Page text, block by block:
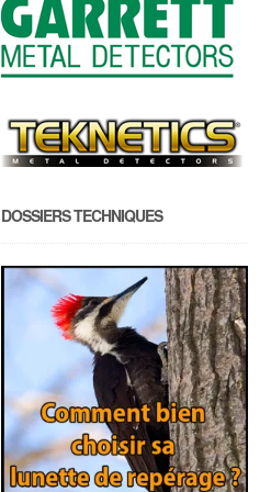
DOSSIERS TECHNIQUES